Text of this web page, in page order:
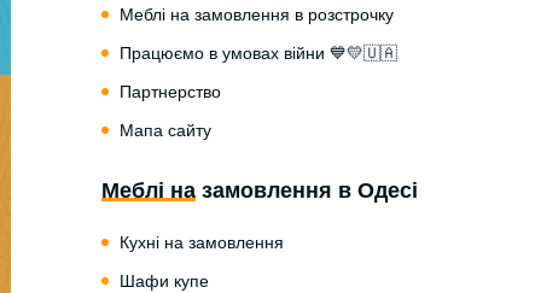
Меблі на замовлення в розстрочку
Працюємо в умовах війни 💙💛🇺🇦
Партнерство
Мапа сайту
Меблі на замовлення в Одесі
Кухні на замовлення
Шафи купе